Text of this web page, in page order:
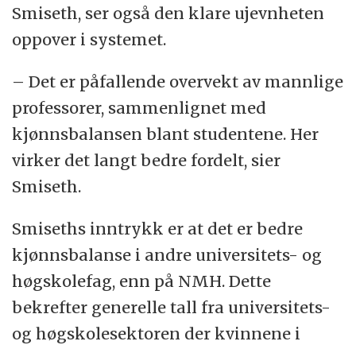
Smiseth, ser også den klare ujevnheten
oppover i systemet.
– Det er påfallende overvekt av mannlige
professorer, sammenlignet med
kjønnsbalansen blant studentene. Her
virker det langt bedre fordelt, sier
Smiseth.
Smiseths inntrykk er at det er bedre
kjønnsbalanse i andre universitets- og
høgskolefag, enn på NMH. Dette
bekrefter generelle tall fra universitets-
og høgskolesektoren der kvinnene i